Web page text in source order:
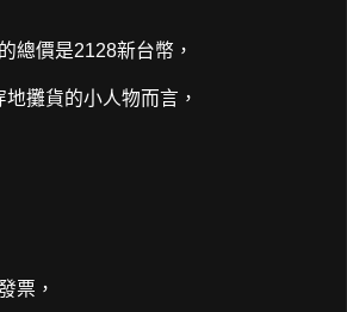
總價是2128新台幣，
攤貨的小人物而言，
票，